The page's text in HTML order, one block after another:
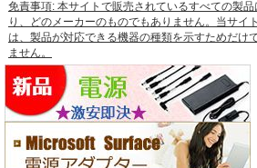
免責事項: 本サイトで販売されているすべての製
り、どのメーカーのものでもありません。当サイ
は、製品が対応できる機器の種類を示すためだけ
ません。